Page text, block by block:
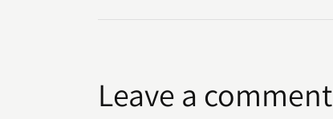
Leave a comment